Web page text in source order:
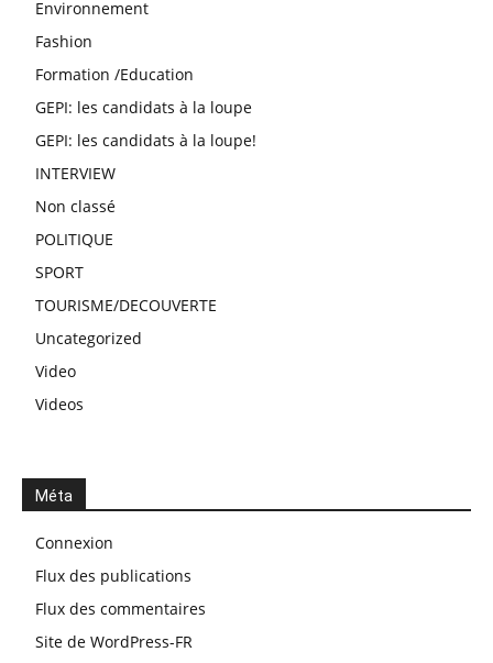
Environnement
Fashion
Formation /Education
GEPI: les candidats à la loupe
GEPI: les candidats à la loupe!
INTERVIEW
Non classé
POLITIQUE
SPORT
TOURISME/DECOUVERTE
Uncategorized
Video
Videos
Méta
Connexion
Flux des publications
Flux des commentaires
Site de WordPress-FR